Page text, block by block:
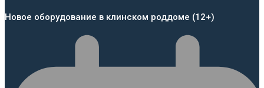
Новое оборудование в клинском роддоме (12+)